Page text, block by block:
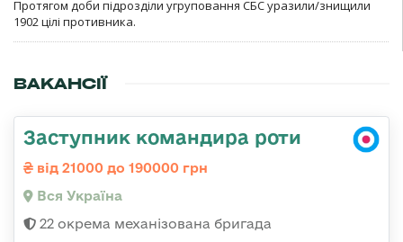
Протягом доби підрозділи угруповання СБС уразили/знищили
1902 цілі противника.
ВАКАНСІЇ
Заступник командира роти
від 21000 до 190000 грн
Вся Україна
22 окрема механізована бригада